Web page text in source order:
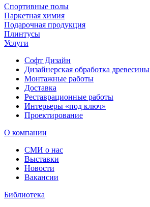
Спортивные полы
Паркетная химия
Подарочная продукция
Плинтусы
Услуги
Софт Дизайн
Дизайнерская обработка древесины
Монтажные работы
Доставка
Реставрационные работы
Интерьеры «под ключ»
Проектирование
О компании
СМИ о нас
Выставки
Новости
Вакансии
Библиотека